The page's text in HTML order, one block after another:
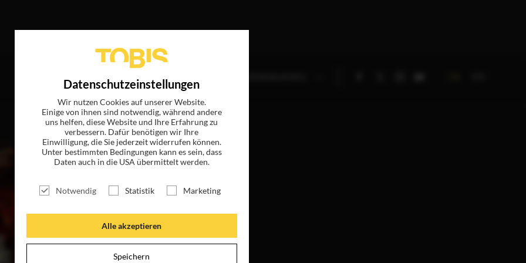
NEWS MAGAZIN
Datenschutzeinstellungen
Wir nutzen Cookies auf unserer Website.
Einige von ihnen sind notwendig, während andere
uns helfen, diese Website und Ihre Erfahrung zu
verbessern. Dafür benötigen wir Ihre
Einwilligung, die Sie jederzeit widerrufen können.
Unter bestimmten Bedingungen kann es sein, dass
Daten auch in die USA übermittelt werden.
Notwendig Statistik Marketing
Alle akzeptieren
Speichern